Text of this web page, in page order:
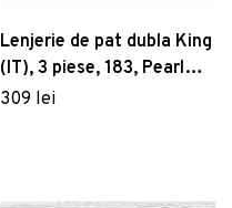
Lenjerie de pat dubla King
(IT), 3 piese, 183, Pearl
Home, Poliester Satinat
309 lei